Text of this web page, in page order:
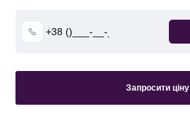
Запросити ціну